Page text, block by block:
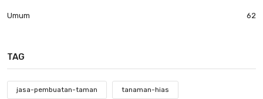
Umum 62
TAG
jasa-pembuatan-taman tanaman-hias